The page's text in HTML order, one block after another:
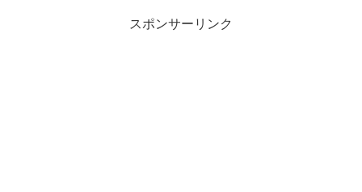
スポンサーリンク